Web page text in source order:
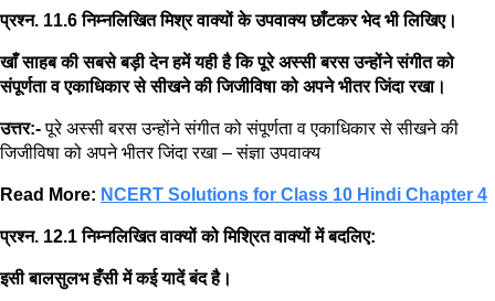
प्रश्न. 11.6 निम्नलिखित मिश्र वाक्यों के उपवाक्य छाँटकर भेद भी लिखिए।
खाँ साहब की सबसे बड़ी देन हमें यही है कि पूरे अस्सी बरस उन्होंने संगीत को
संपूर्णता व एकाधिकार से सीखने की जिजीविषा को अपने भीतर जिंदा रखा।
उत्तर:-पूरे अस्सी बरस उन्होंने संगीत को संपूर्णता व एकाधिकार से सीखने की
जिजीविषा को अपने भीतर जिंदा रखा – संज्ञा उपवाक्य
Read More: NCERT Solutions for Class 10 Hindi Chapter 4
प्रश्न. 12.1 निम्नलिखित वाक्यों को मिश्रित वाक्यों में बदलिए:
इसी बालसुलभ हँसी में कई यादें बंद है।